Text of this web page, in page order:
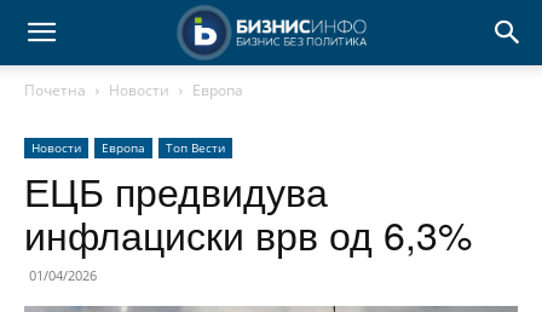
Почетна Новости Европа
Новости Европа Топ Вести
ЕЦБ предвидува
инфлациски врв од 6,3%
01/04/2026